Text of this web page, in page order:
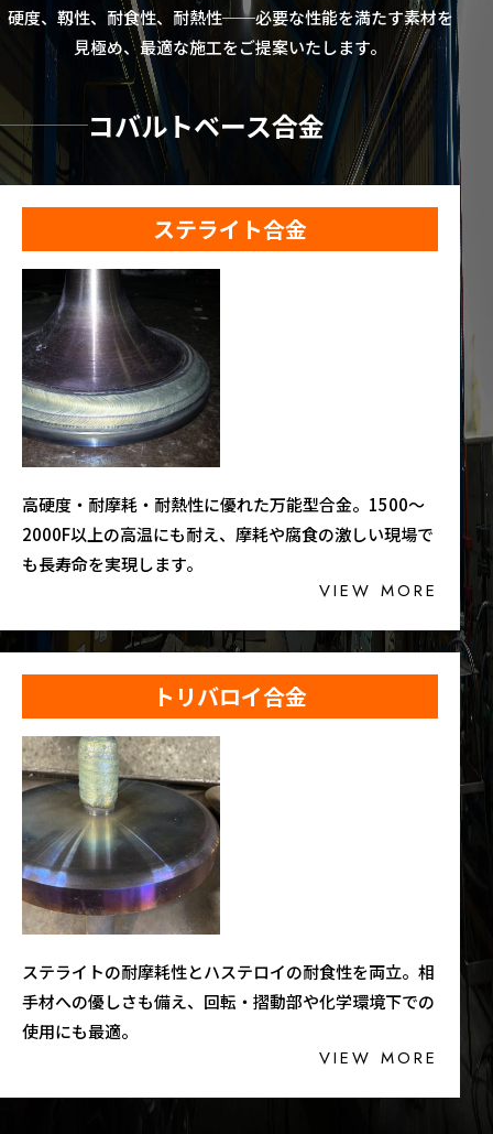
硬度、靱性、耐食性、耐熱性──必要な性能を満たす素材を
見極め、最適な施工をご提案いたします。
コバルトベース合金
ステライト合金
高硬度・耐摩耗・耐熱性に優れた万能型合金。1500〜
2000F以上の高温にも耐え、摩耗や腐食の激しい現場で
も長寿命を実現します。
VIEW MORE
トリバロイ合金
ステライトの耐摩耗性とハステロイの耐食性を両立。相
手材への優しさも備え、回転・摺動部や化学環境下での
使用にも最適。
VIEW MORE